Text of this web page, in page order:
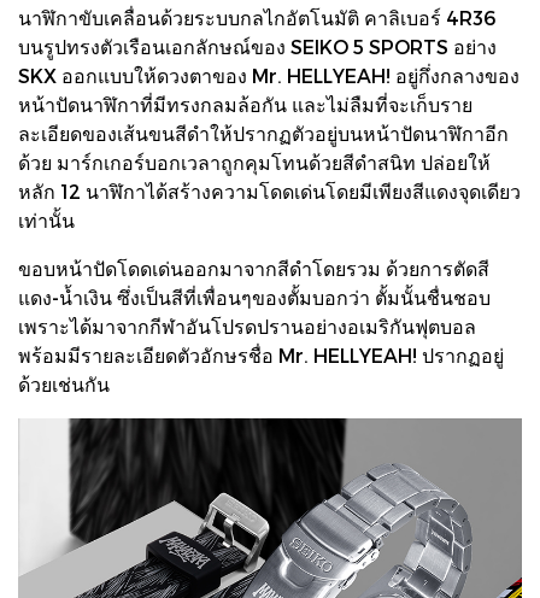
นาฬิกาขับเคลื่อนด้วยระบบกลไกอัตโนมัติ คาลิเบอร์ 4R36
บนรูปทรงตัวเรือนเอกลักษณ์ของ SEIKO 5 SPORTS อย่าง
SKX ออกแบบให้ดวงตาของ Mr. HELLYEAH! อยู่กึ่งกลางของ
หน้าปัดนาฬิกาที่มีทรงกลมล้อกัน และไม่ลืมที่จะเก็บราย
ละเอียดของเส้นขนสีดำให้ปรากฏตัวอยู่บนหน้าปัดนาฬิกาอีก
ด้วย มาร์กเกอร์บอกเวลาถูกคุมโทนด้วยสีดำสนิท ปล่อยให้
หลัก 12 นาฬิกาได้สร้างความโดดเด่นโดยมีเพียงสีแดงจุดเดียว
เท่านั้น
ขอบหน้าปัดโดดเด่นออกมาจากสีดำโดยรวม ด้วยการตัดสี
แดง-น้ำเงิน ซึ่งเป็นสีที่เพื่อนๆของตั้มบอกว่า ตั้มนั้นชื่นชอบ
เพราะได้มาจากกีฬาอันโปรดปรานอย่างอเมริกันฟุตบอล
พร้อมมีรายละเอียดตัวอักษรชื่อ Mr. HELLYEAH! ปรากฏอยู่
ด้วยเช่นกัน